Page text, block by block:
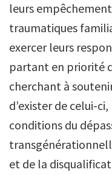
leurs
traumatiques
exercer leurs
partant en priorité
cherchant à
d’exister de celui-
conditions du
et de la